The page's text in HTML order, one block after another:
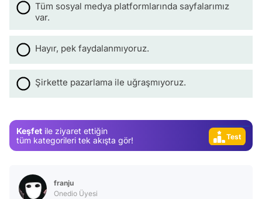
Tüm sosyal medya platformlarında sayfalarımız
var.
Hayır, pek faydalanmıyoruz.
Şirkette pazarlama ile uğraşmıyoruz.
Keşfet ile ziyaret ettiğin
tüm kategorileri tek akışta gör!
Video
Magazin
Test
franju
Onedio Üyesi